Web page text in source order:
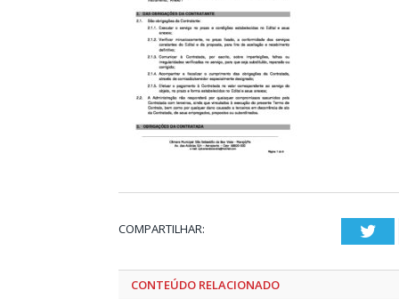
COMPARTILHAR:
CONTEÚDO RELACIONADO